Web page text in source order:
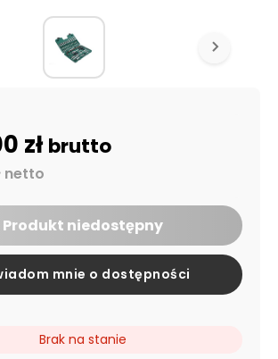
złbrutto
netto
Produkt niedostępny
mnie o dostępności
Brak na stanie